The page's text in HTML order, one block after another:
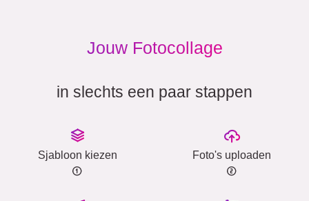
Jouw Fotocollage
in slechts een paar stappen
Sjabloon kiezen Foto's uploaden